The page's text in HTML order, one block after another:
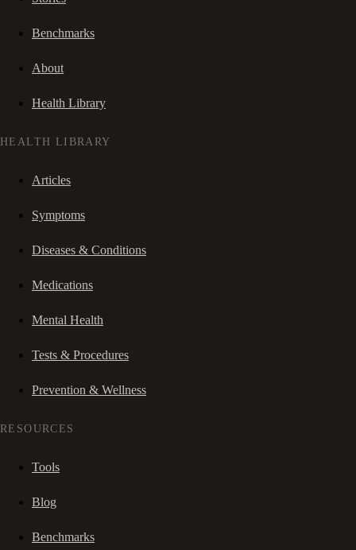
Benchmarks
About
Health Library
HEALTH LIBRARY
Articles
Symptoms
Diseases & Conditions
Medications
Mental Health
Tests & Procedures
Prevention & Wellness
RESOURCES
Tools
Blog
Benchmarks